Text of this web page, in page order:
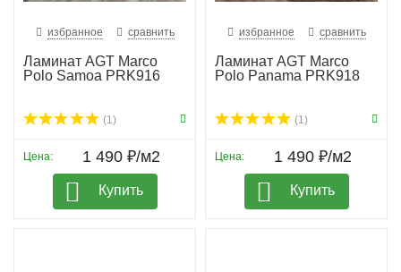
избранное сравнить
Ламинат AGT Marco
Polo Samoa PRK916
(1)
Цена: 1 490 ₽/м2
Купить
избранное сравнить
Ламинат AGT Marco
Polo Panama PRK918
(1)
Цена: 1 490 ₽/м2
Купить